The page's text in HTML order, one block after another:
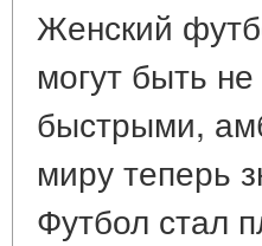
Женский
могут быть
быстрыми,
миру теперь
Футбол стал